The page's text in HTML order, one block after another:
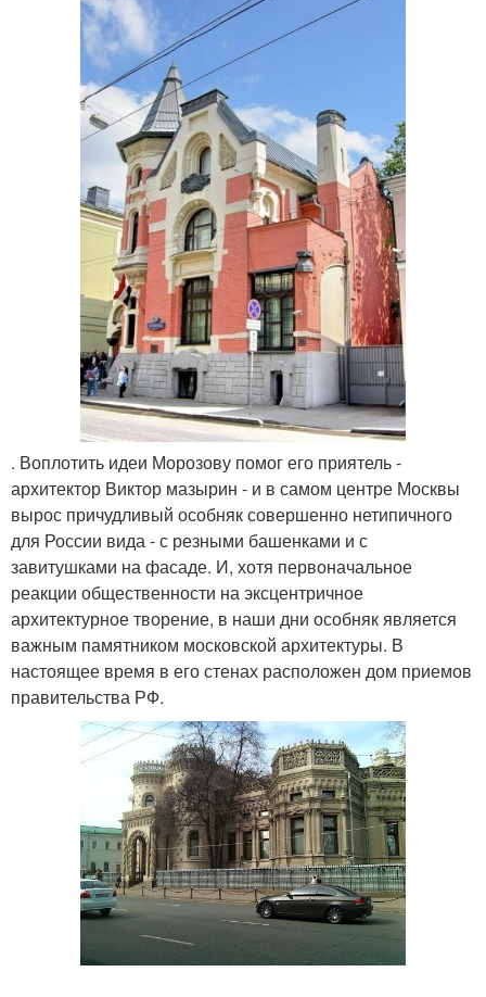
. Воплотить идеи Морозову помог его приятель -
архитектор Виктор мазырин - и в самом центре Москвы
вырос причудливый особняк совершенно нетипичного
для России вида - с резными башенками и с
завитушками на фасаде. И, хотя первоначальное
реакции общественности на эксцентричное
архитектурное творение, в наши дни особняк является
важным памятником московской архитектуры. В
настоящее время в его стенах расположен дом приемов
правительства РФ.